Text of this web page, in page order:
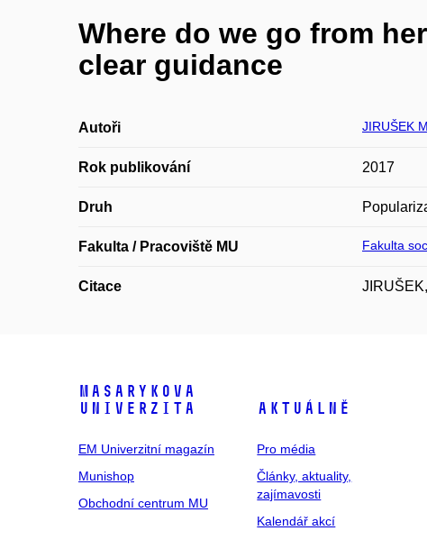
Where do we go from
clear guidance
Autoři JIRUŠEK
Rok publikování 2017
Druh
Fakulta / Pracoviště MU Fakulta
Citace
Masarykova
univerzita
EM Univerzitní magazín
Munishop
Obchodní centrum MU
Aktuálně
Pro média
Články, aktuality,
zajímavosti
Kalendář akcí